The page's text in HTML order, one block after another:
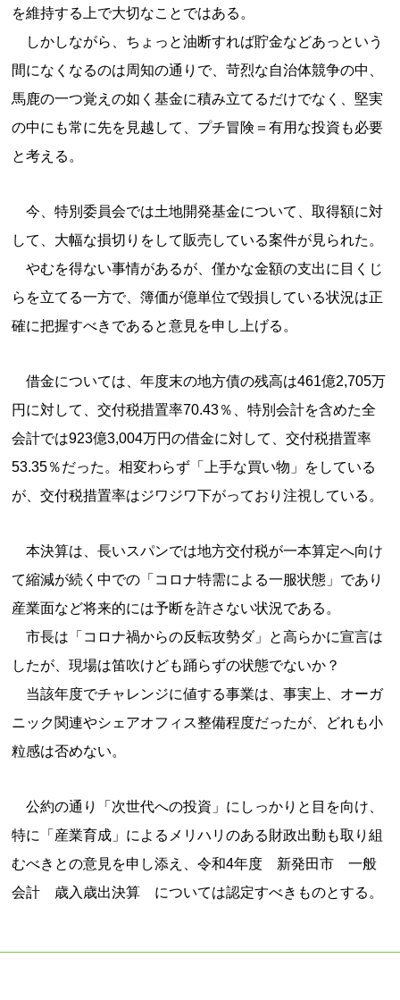
を維持する上で大切なことではある。
しかしながら、ちょっと油断すれば貯金などあっという
間になくなるのは周知の通りで、苛烈な自治体競争の中、
馬鹿の一つ覚えの如く基金に積み立てるだけでなく、堅実
の中にも常に先を見越して、プチ冒険＝有用な投資も必要
と考える。
今、特別委員会では土地開発基金について、取得額に対
して、大幅な損切りをして販売している案件が見られた。
やむを得ない事情があるが、僅かな金額の支出に目くじ
らを立てる一方で、簿価が億単位で毀損している状況は正
確に把握すべきであると意見を申し上げる。
借金については、年度末の地方債の残高は461億2,705万
円に対して、交付税措置率70.43％、特別会計を含めた全
会計では923億3,004万円の借金に対して、交付税措置率
53.35％だった。相変わらず「上手な買い物」をしている
が、交付税措置率はジワジワ下がっており注視している。
本決算は、長いスパンでは地方交付税が一本算定へ向け
て縮減が続く中での「コロナ特需による一服状態」であり
産業面など将来的には予断を許さない状況である。
市長は「コロナ禍からの反転攻勢ダ」と高らかに宣言は
したが、現場は笛吹けども踊らずの状態でないか？
当該年度でチャレンジに値する事業は、事実上、オーガ
ニック関連やシェアオフィス整備程度だったが、どれも小
粒感は否めない。
公約の通り「次世代への投資」にしっかりと目を向け、
特に「産業育成」によるメリハリのある財政出動も取り組
むべきとの意見を申し添え、令和4年度 新発田市 一般
会計 歳入歳出決算 については認定すべきものとする。